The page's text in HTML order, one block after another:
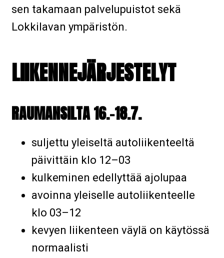
sen takamaan palvelupuistot sekä
Lokkilavan ympäristön.
LIIKENNEJÄRJESTELYT
RAUMANSILTA 16.–18.7.
suljettu yleiseltä autoliikenteeltä
päivittäin klo 12–03
kulkeminen edellyttää ajolupaa
avoinna yleiselle autoliikenteelle
klo 03–12
kevyen liikenteen väylä on käytössä
normaalisti